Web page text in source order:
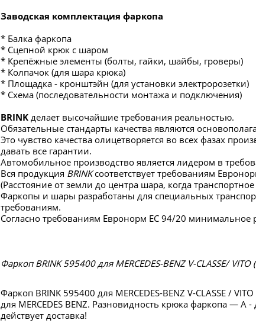
Заводская комплектация фаркопа
* Балка фаркопа
* Сцепной крюк с шаром
* Крепёжные элементы (болты, гайки, шайбы, гроверы)
* Колпачок (для шара крюка)
* Площадка - кронштэйн (для установки электророзетки)
* Схема (последовательности монтажа и подключения)
BRINK делает высочайшие требования реальностью.
Обязательные стандарты качества являются
Это чувство качества олицетворяется во всех фазах
давать все гарантии.
Автомобильное производство является лидером в
Вся продукция BRINKсоответствует требованиям
(Расстояние от земли до центра шара, когда
Фаркопы и шары разработаны для специальных
требованиям.
Согласно требованиям Евронорм ЕС 94/20
Фаркоп BRINK 595400 для MERCEDES-BENZ V-CLASSE/ VITO
Фаркоп BRINK 595400 для MERCEDES-BENZ V-CLASSE /
для MERCEDES BENZ. Разновидность крюка фаркопа —
действует доставка!